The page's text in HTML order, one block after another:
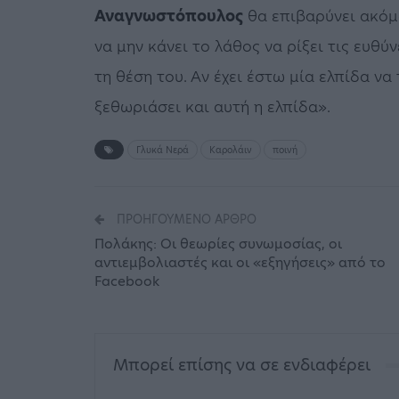
Αναγνωστόπουλος θα επιβαρύνει
να μην κάνει το λάθος να ρίξει τις
τη θέση του. Αν έχει έστω μία ελπίδα
ξεθωριάσει και αυτή η ελπίδα».
Γλυκά Νερά Καρολάιν ποινή
ΠΡΟΗΓΟΎΜΕΝΟ ΆΡΘΡΟ
Πολάκης: Οι θεωρίες συνωμοσίας, οι
αντιεμβολιαστές και οι «εξηγήσεις» από το
Facebook
Μπορεί επίσης να σε ενδιαφέρει